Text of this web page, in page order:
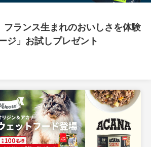
フランス生まれのおいしさを体験
ジ」お試しプレゼント